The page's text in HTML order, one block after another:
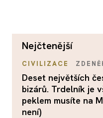
nejčtenější
CIVILIZACE
Deset největších
bizárů. Trdelník je
peklem musíte na
není)